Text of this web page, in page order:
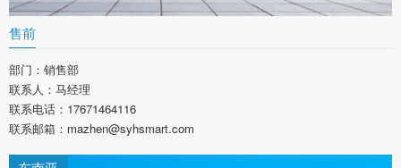
售前
部门：销售部
联系人：马经理
联系电话：17671464116
联系邮箱：mazhen@syhsmart.com